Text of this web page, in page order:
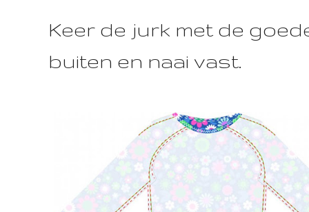
Keer de jurk met de
buiten en naai vast.